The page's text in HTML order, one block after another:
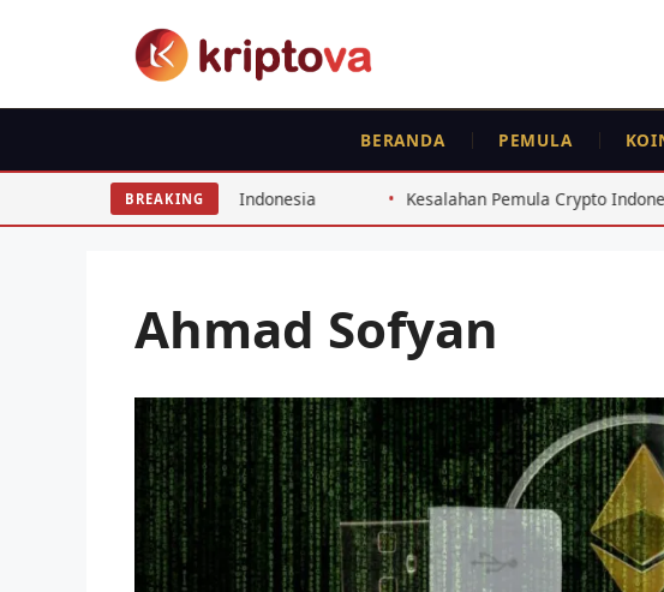
BERANDA PEMULA
BREAKING
untuk Investor Indonesia Kesalahan Pemula Crypto Indonesia yang
Ahmad Sofyan